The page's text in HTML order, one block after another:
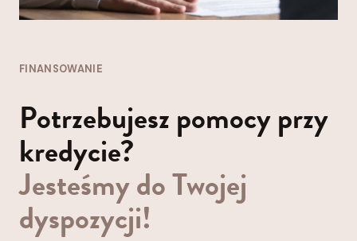
FINANSOWANIE
Potrzebujesz pomocy przy
kredycie?
Jesteśmy do Twojej
dyspozycji!